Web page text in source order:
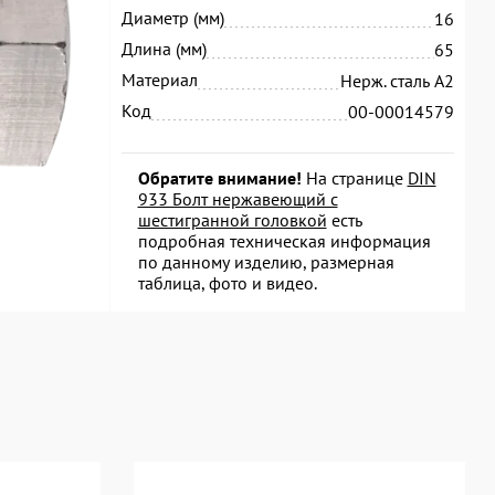
Диаметр (мм)
16
Длина (мм)
65
Материал
Нерж. сталь А2
Код
00-00014579
Обратите внимание! На странице DIN
933 Болт нержавеющий с
шестигранной головкой есть
подробная техническая информация
по данному изделию, размерная
таблица, фото и видео.